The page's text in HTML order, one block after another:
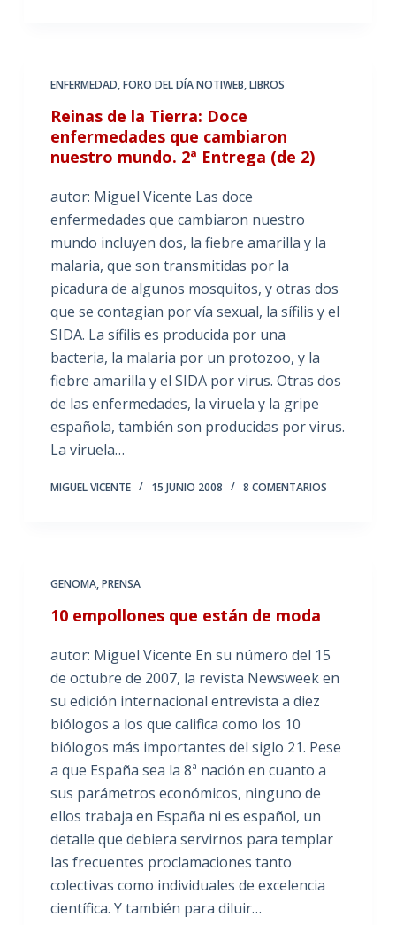
ENFERMEDAD,FORO DEL DÍA NOTIWEB,LIBROS
Reinas de la Tierra: Doce
enfermedades que cambiaron
nuestro mundo. 2ª Entrega (de 2)
autor: Miguel Vicente Las doce
enfermedades que cambiaron nuestro
mundo incluyen dos, la fiebre amarilla y la
malaria, que son transmitidas por la
picadura de algunos mosquitos, y otras dos
que se contagian por vía sexual, la sífilis y el
SIDA. La sífilis es producida por una
bacteria, la malaria por un protozoo, y la
fiebre amarilla y el SIDA por virus. Otras dos
de las enfermedades, la viruela y la gripe
española, también son producidas por virus.
La viruela…
MIGUEL VICENTE 15 JUNIO 2008 8 COMENTARIOS
GENOMA,PRENSA
10 empollones que están de moda
autor: Miguel Vicente En su número del 15
de octubre de 2007, la revista Newsweek en
su edición internacional entrevista a diez
biólogos a los que califica como los 10
biólogos más importantes del siglo 21. Pese
a que España sea la 8ª nación en cuanto a
sus parámetros económicos, ninguno de
ellos trabaja en España ni es español, un
detalle que debiera servirnos para templar
las frecuentes proclamaciones tanto
colectivas como individuales de excelencia
científica. Y también para diluir…